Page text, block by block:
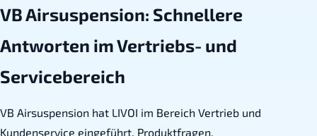
VB Airsuspension: Schnellere
Antworten im Vertriebs- und
Servicebereich
VB Airsuspension hat LIVOI im Bereich Vertrieb und
Kundenservice eingeführt. Produktfragen,